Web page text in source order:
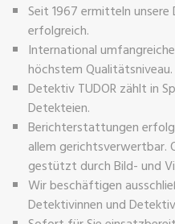
Seit 1967 ermitteln
erfolgreich.
International
höchstem Qualitätsniveau.
Detektiv TUDOR zählt in
Detekteien.
Berichterstattungen
allem gerichtsverwertbar.
gestützt durch Bild- und
Wir beschäftigen
Detektivinnen und